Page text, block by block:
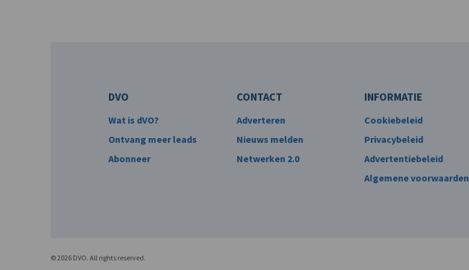
DVO
Wat is dVO?
Ontvang meer leads
Abonneer
CONTACT
Adverteren
Nieuws melden
Netwerken 2.0
INFORMATIE
Cookiebeleid
Privacybeleid
Advertentiebeleid
Algemene voorwaarden
© 2026 DVO. All rights reserved.